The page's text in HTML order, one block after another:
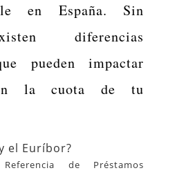
en España. Sin
diferencias
pueden impactar
en la cuota de tu
el Euríbor?
de Préstamos